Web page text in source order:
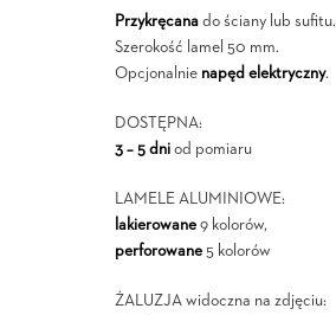
Przykręcanado ściany lub sufitu.
Szerokość lamel 50 mm.
Opcjonalnie napęd elektryczny.
DOSTĘPNA:
3 – 5 dniod pomiaru
LAMELE ALUMINIOWE:
lakierowane9 kolorów,
perforowane5 kolorów
ŻALUZJA widoczna na zdjęciu: